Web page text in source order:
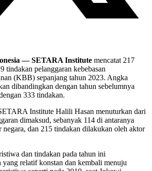
— SETARA Institute mencatat 217
tindakan pelanggaran kebebasan
(KBB) sepanjang tahun 2023. Angka
dibandingkan dengan tahun sebelumnya
333 tindakan.
Institute Halili Hasan menuturkan dari
dimaksud, sebanyak 114 di antaranya
dan 215 tindakan dilakukan oleh aktor
dan tindakan pada tahun ini
relatif konstan dan kembali menuju